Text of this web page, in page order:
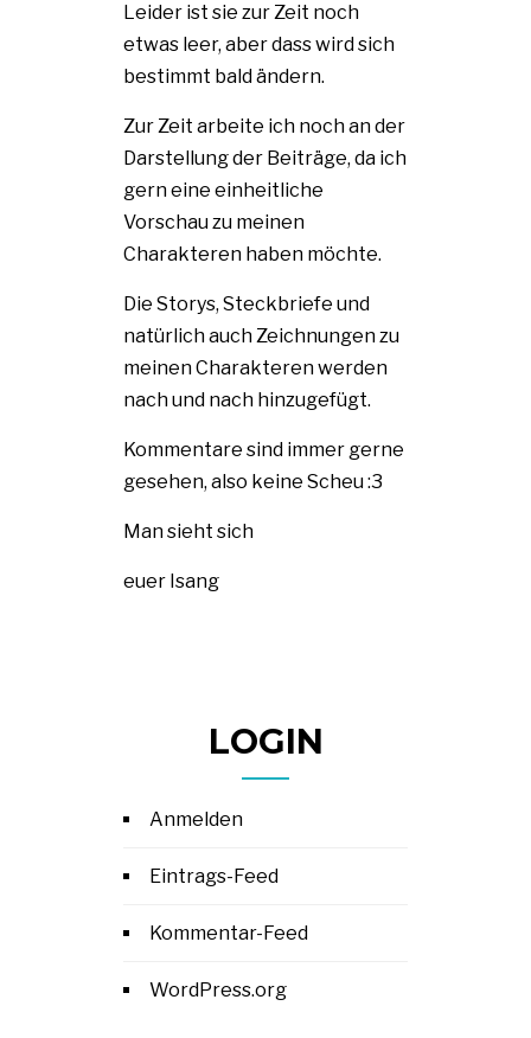
Leider ist sie zur Zeit noch
etwas leer, aber dass wird sich
bestimmt bald ändern.
Zur Zeit arbeite ich noch an der
Darstellung der Beiträge, da ich
gern eine einheitliche
Vorschau zu meinen
Charakteren haben möchte.
Die Storys, Steckbriefe und
natürlich auch Zeichnungen zu
meinen Charakteren werden
nach und nach hinzugefügt.
Kommentare sind immer gerne
gesehen, also keine Scheu :3
Man sieht sich
euer Isang
LOGIN
Anmelden
Eintrags-Feed
Kommentar-Feed
WordPress.org